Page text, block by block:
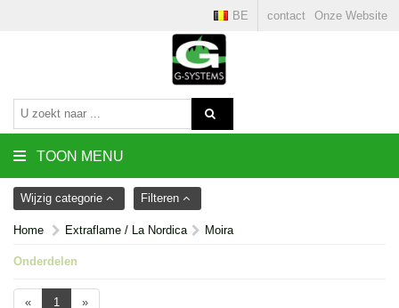
contact Onze Website
BE
TOON MENU
Wijzig categorie Filteren
Home Extraflame / La Nordica Moira
Onderdelen
« 1 »